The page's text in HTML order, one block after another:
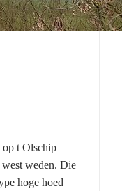
op t Olschip
west weden. Die
hoge hoed